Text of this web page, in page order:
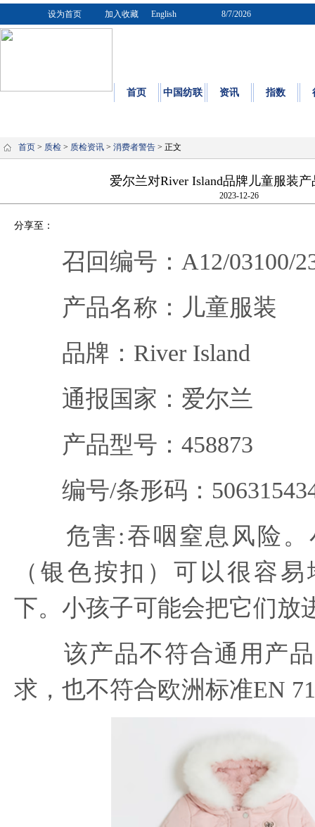
设为首页 加入收藏 English 8/7/2026
首页 中国纺联 资讯 指数
首页 > 质检 > 质检资讯 > 消费者警告 > 正文
爱尔兰对River Island品牌儿童服装
2023-12-26
分享至：
召回编号：A12/03100/
产品名称：儿童服装
品牌：River Island
通报国家：爱尔兰
产品型号：458873
编号/条形码：
危害:吞咽窒息风险。
（银色按扣）可以很容
下。小孩子可能会把它们放
该产品不符合通用产品
求，也不符合欧洲标准EN